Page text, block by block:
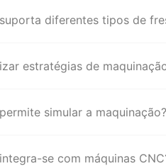
diferentes tipos de
estratégias de
simular a maquinação?
se com máquinas